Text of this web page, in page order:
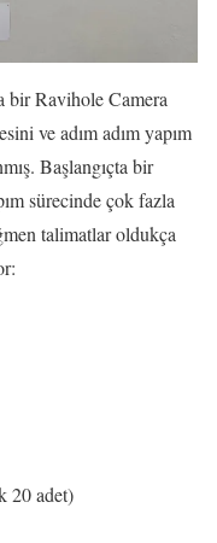
bir Ravihole Camera
ve adım adım yapım
Başlangıçta bir
sürecinde çok fazla
talimatlar oldukça
20 adet)